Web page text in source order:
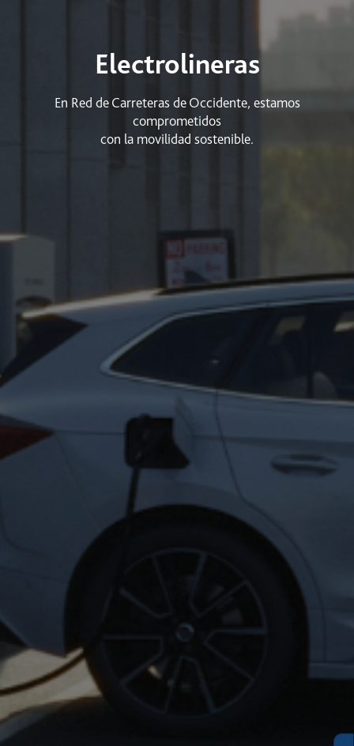
Electrolineras
En Red de Carreteras de Occidente, estamos
comprometidos
con la movilidad sostenible.